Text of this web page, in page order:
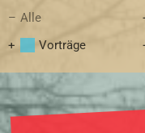
Alle
Vorträge